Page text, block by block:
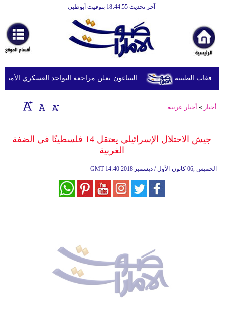
آخر تحديث 18:44:55 بتوقيت أبوظبي
أخبارعاجلة
رياضة
ثقافة
إقتصاد
وموسيقى
البنتاغون يعلن مراجعة التواجد العسكري
أخبار » أخبار عربية
جيش الاحتلال الإسرائيلي يعتقل 14 فلسطينًا في الضفة
الغربية
GMT 14:40 2018 الخميس ,06 كانون الأول / ديسمبر